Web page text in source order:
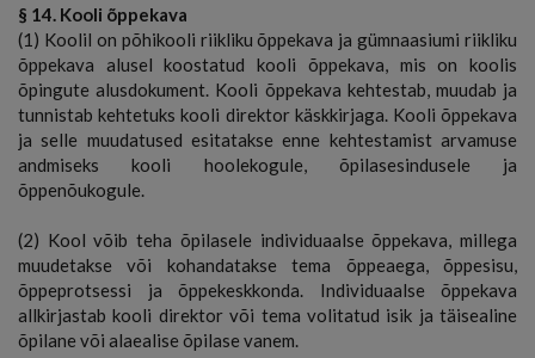
§ 14. Kooli õppekava
(1) Koolil on põhikooli riikliku õppekava ja gümnaasiumi riikliku
õppekava alusel koostatud kooli õppekava, mis on koolis
õpingute alusdokument. Kooli õppekava kehtestab, muudab ja
tunnistab kehtetuks kooli direktor käskkirjaga. Kooli õppekava
ja selle muudatused esitatakse enne kehtestamist arvamuse
andmiseks kooli hoolekogule, õpilasesindusele ja
õppenõukogule.
(2) Kool võib teha õpilasele individuaalse õppekava, millega
muudetakse või kohandatakse tema õppeaega, õppesisu,
õppeprotsessi ja õppekeskkonda. Individuaalse õppekava
allkirjastab kooli direktor või tema volitatud isik ja täisealine
õpilane või alaealise õpilase vanem.